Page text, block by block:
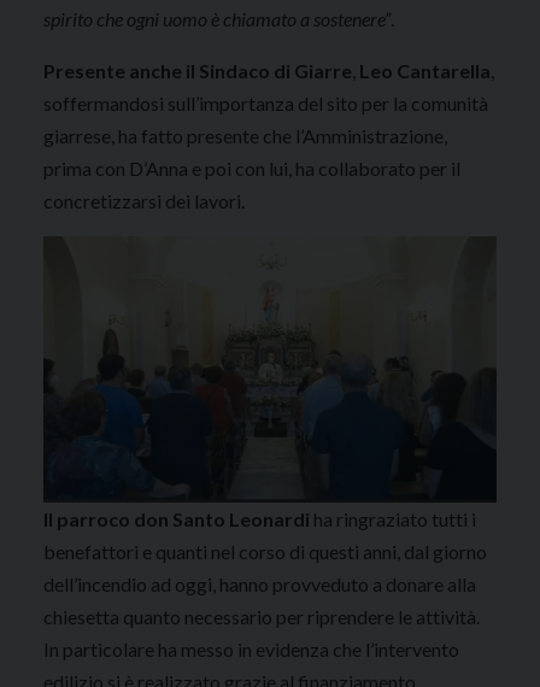
spirito che ogni uomo è chiamato a sostenere”
Presente anche il Sindaco di Giarre Leo Cantarella
soffermandosi sull’importanza del sito per la comunità
giarrese, ha fatto presente che l’Amministrazione,
prima con D’Anna e poi con lui, ha collaborato per il
concretizzarsi dei lavori.
Il parroco don Santo Leonardi ha ringraziato tutti i
benefattori e quanti nel corso di questi anni, dal giorno
dell’incendio ad oggi, hanno provveduto a donare alla
chiesetta quanto necessario per riprendere le attività.
In particolare ha messo in evidenza che l’intervento
edilizio si è realizzato grazie al finanziamento